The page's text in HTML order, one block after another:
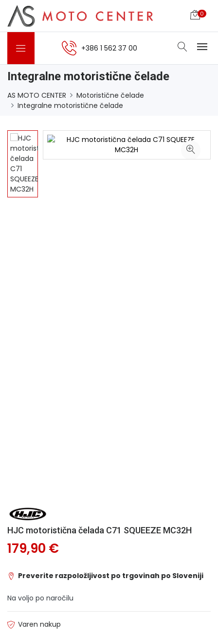
0
+386 1 562 37 00
Integralne motoristične čelade
AS MOTO CENTER
Motoristične čelade
Integralne motoristične čelade
HJC motoristična čelada C71 SQUEEZE MC32H
179,90 €
Preverite razpoložljivost po trgovinah po Sloveniji
Na voljo po naročilu
Varen nakup